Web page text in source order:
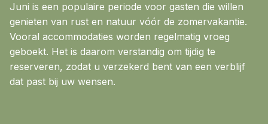
Juni is een populaire periode voor gasten die willen
genieten van rust en natuur vóór de zomervakantie.
Vooral accommodaties worden regelmatig vroeg
geboekt. Het is daarom verstandig om tijdig te
reserveren, zodat u verzekerd bent van een verblijf
dat past bij uw wensen.